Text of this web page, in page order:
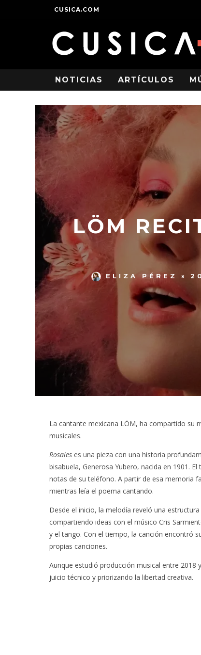
CUSICA.COM
NOTICIAS ARTÍCULOS
LÖM
ELIZA PÉREZ
La cantante mexicana LÖM, ha compartido su
musicales.
Rosales es una pieza con una historia
bisabuela, Generosa Yubero, nacida en 1901.
notas de su teléfono. A partir de esa memoria
mientras leía el poema cantando.
Desde el inicio, la melodía reveló una
compartiendo ideas con el músico Cris
y el tango. Con el tiempo, la canción encontró
propias canciones.
Aunque estudió producción musical entre 2018
juicio técnico y priorizando la libertad creativa.